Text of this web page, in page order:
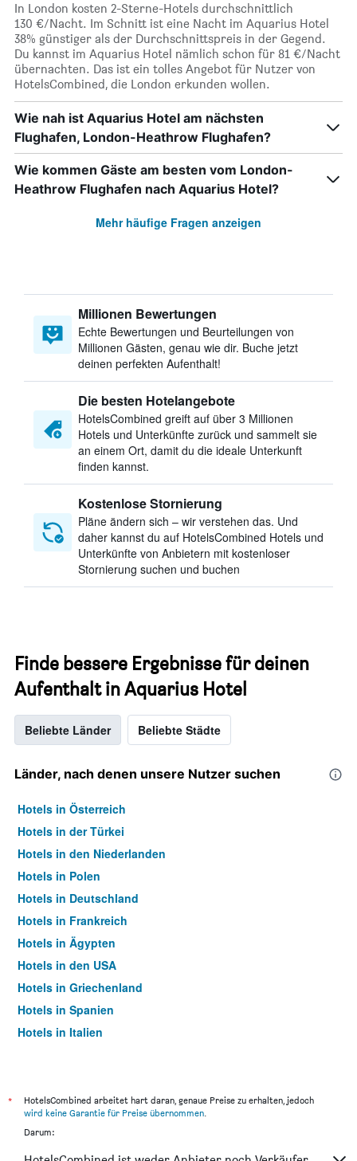
In London kosten 2-Sterne-Hotels durchschnittlich
130 €/Nacht. Im Schnitt ist eine Nacht im Aquarius Hotel
38% günstiger als der Durchschnittspreis in der Gegend.
Du kannst im Aquarius Hotel nämlich schon für 81 €/Nacht
übernachten. Das ist ein tolles Angebot für Nutzer von
HotelsCombined, die London erkunden wollen.
Wie nah ist Aquarius Hotel am nächsten
Flughafen, London-Heathrow Flughafen?
Wie kommen Gäste am besten vom London-
Heathrow Flughafen nach Aquarius Hotel?
Mehr häufige Fragen anzeigen
Millionen Bewertungen
Echte Bewertungen und Beurteilungen von
Millionen Gästen, genau wie dir. Buche jetzt
deinen perfekten Aufenthalt!
Die besten Hotelangebote
HotelsCombined greift auf über 3 Millionen
Hotels und Unterkünfte zurück und sammelt sie
an einem Ort, damit du die ideale Unterkunft
finden kannst.
Kostenlose Stornierung
Pläne ändern sich – wir verstehen das. Und
daher kannst du auf HotelsCombined Hotels und
Unterkünfte von Anbietern mit kostenloser
Stornierung suchen und buchen
Finde bessere Ergebnisse für deinen
Aufenthalt in Aquarius Hotel
Beliebte Länder Beliebte Städte
Länder, nach denen unsere Nutzer suchen
Hotels in Österreich
Hotels in der Türkei
Hotels in den Niederlanden
Hotels in Polen
Hotels in Deutschland
Hotels in Frankreich
Hotels in Ägypten
Hotels in den USA
Hotels in Griechenland
Hotels in Spanien
Hotels in Italien
*
HotelsCombined arbeitet hart daran, genaue Preise zu erhalten, jedoch
wird keine Garantie für Preise übernommen.
Darum: